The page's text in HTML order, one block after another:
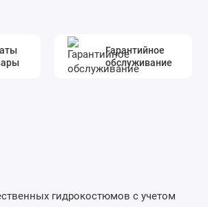
Гарантийное
обслуживание
гидрокостюмов с учетом